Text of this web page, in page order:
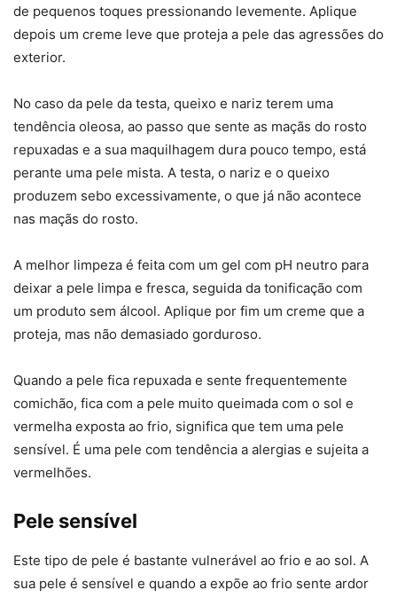
de pequenos toques pressionando levemente. Aplique
depois um creme leve que proteja a pele das agressões do
exterior.
No caso da pele da testa, queixo e nariz terem uma
tendência oleosa, ao passo que sente as maçãs do rosto
repuxadas e a sua maquilhagem dura pouco tempo, está
perante uma pele mista. A testa, o nariz e o queixo
produzem sebo excessivamente, o que já não acontece
nas maçãs do rosto.
A melhor limpeza é feita com um gel com pH neutro para
deixar a pele limpa e fresca, seguida da tonificação com
um produto sem álcool. Aplique por fim um creme que a
proteja, mas não demasiado gorduroso.
Quando a pele fica repuxada e sente frequentemente
comichão, fica com a pele muito queimada com o sol e
vermelha exposta ao frio, significa que tem uma pele
sensível. É uma pele com tendência a alergias e sujeita a
vermelhões.
Pele sensível
Este tipo de pele é bastante vulnerável ao frio e ao sol. A
sua pele é sensível e quando a expõe ao frio sente ardor